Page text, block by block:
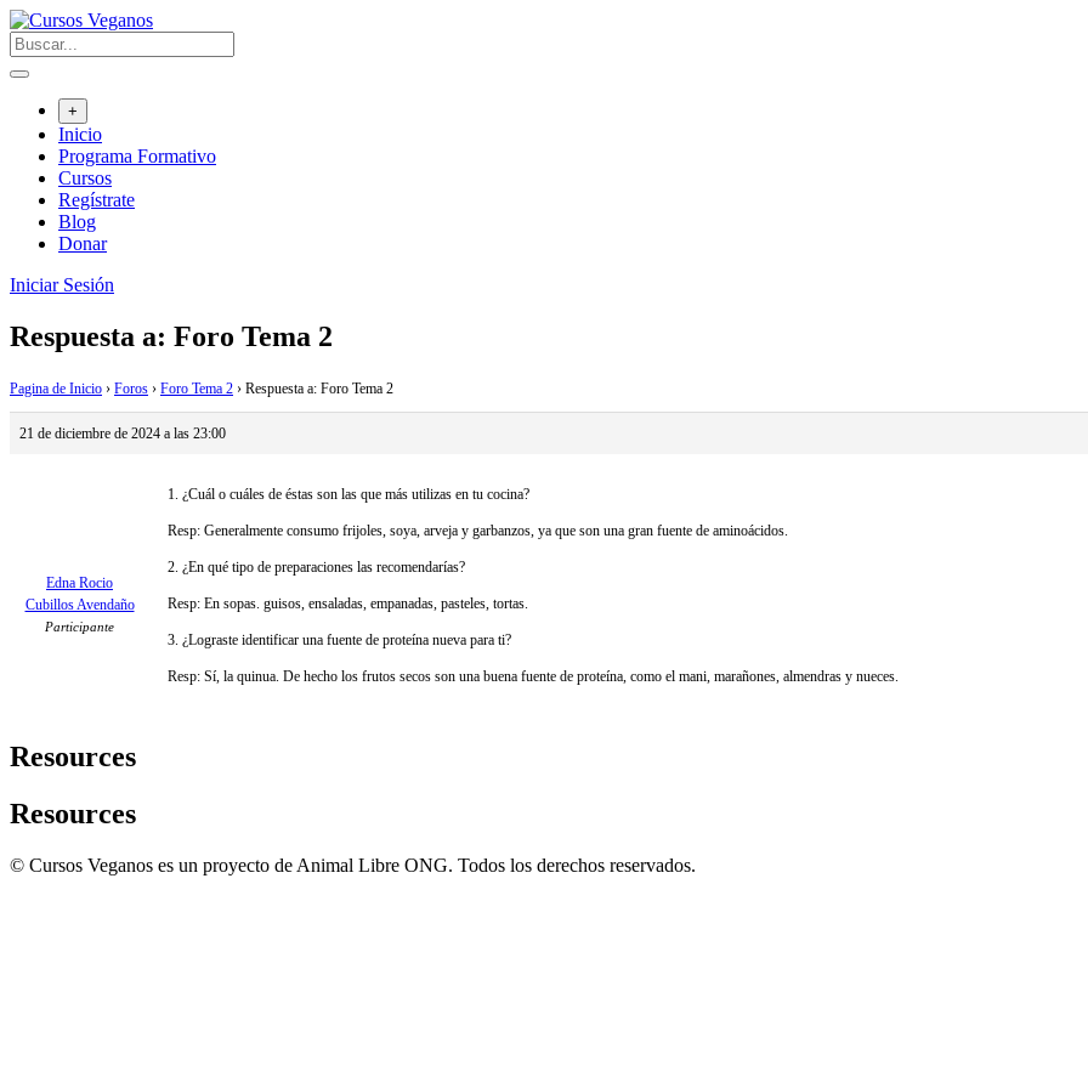
Saltar
al
contenido
+
Inicio
Programa Formativo
Cursos
Regístrate
Blog
Donar
Iniciar Sesión
Respuesta a: Foro Tema 2
Pagina de Inicio › Foros › Foro Tema 2 › Respuesta a: Foro Tema 2
21 de diciembre de 2024 a las 23:00
Edna Rocio
Cubillos Avendaño
Participante
1. ¿Cuál o cuáles de éstas son las que más utilizas en tu cocina?
Resp: Generalmente consumo frijoles, soya, arveja y garbanzos, ya que son una gran fuente de aminoácidos.
2. ¿En qué tipo de preparaciones las recomendarías?
Resp: En sopas. guisos, ensaladas, empanadas, pasteles, tortas.
3. ¿Lograste identificar una fuente de proteína nueva para ti?
Resp: Sí, la quinua. De hecho los frutos secos son una buena fuente de proteína, como el mani, marañones, almendras y nueces.
Resources
Resources
© Cursos Veganos es un proyecto de Animal Libre ONG. Todos los derechos reservados.